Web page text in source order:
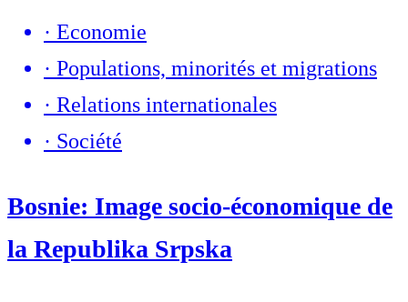
· Economie
· Populations, minorités et migrations
· Relations internationales
· Société
Bosnie: Image socio-économique de
la Republika Srpska